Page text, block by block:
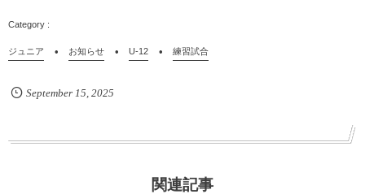
ジュニア お知らせ U-12 練習試合
September 15 2025
関連記事